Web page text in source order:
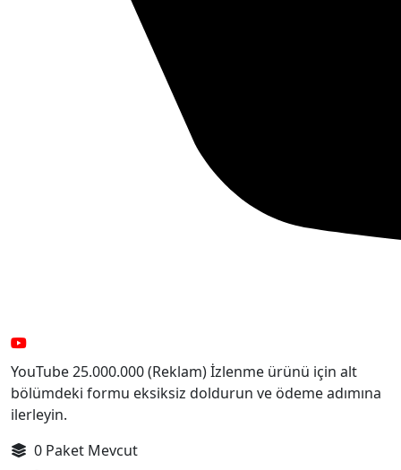
YouTube 25.000.000 (Reklam) İzlenme ürünü için alt
bölümdeki formu eksiksiz doldurun ve ödeme adımına
ilerleyin.
0 Paket Mevcut